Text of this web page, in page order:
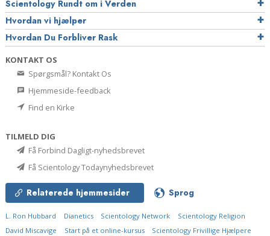
Scientology Rundt om i Verden
Hvordan vi hjælper
Hvordan Du Forbliver Rask
KONTAKT OS
Spørgsmål? Kontakt Os
Hjemmeside-feedback
Find en Kirke
TILMELD DIG
Få Forbind Dagligt-nyhedsbrevet
Få Scientology Todaynyhedsbrevet
Relaterede hjemmesider Sprog
L. Ron Hubbard Dianetics Scientology Network
Scientology Religion
David Miscavige
Start på et online-kursus Scientology Frivillige Hjælpere